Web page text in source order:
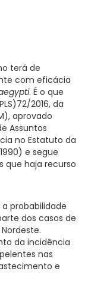
terá de
com eficácia
. É o que
2016, da
aprovado
Assuntos
no Estatuto da
e segue
que haja recurso
probabilidade
dos casos de
da incidência
nas
e